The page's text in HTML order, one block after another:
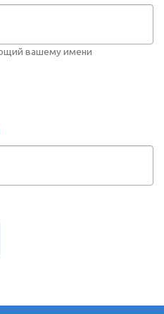
вашему имени